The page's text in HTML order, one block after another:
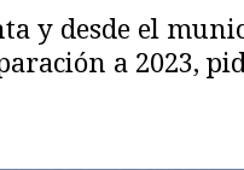
y desde el
a 2023,